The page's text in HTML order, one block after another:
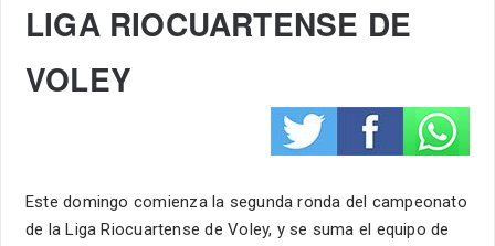
LIGA RIOCUARTENSE DE
VOLEY
Este domingo comienza la segunda ronda del campeonato
de la Liga Riocuartense de Voley, y se suma el equipo de